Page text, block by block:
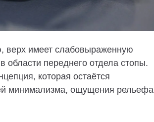
верх имеет слабовыраженную
области переднего отдела стопы.
которая остаётся
минимализма, ощущения рельефа